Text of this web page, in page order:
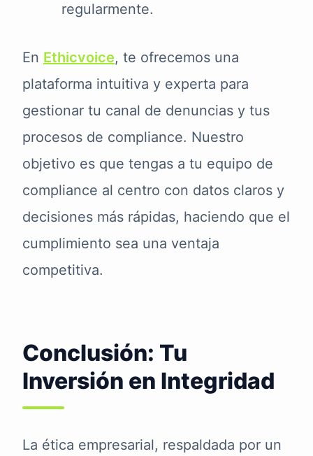
regularmente.
En Ethicvoice, te ofrecemos una
plataforma intuitiva y experta para
gestionar tu canal de denuncias y tus
procesos de compliance. Nuestro
objetivo es que tengas a tu equipo de
compliance al centro con datos claros y
decisiones más rápidas, haciendo que el
cumplimiento sea una ventaja
competitiva.
Conclusión: Tu
Inversión en Integridad
La ética empresarial, respaldada por un